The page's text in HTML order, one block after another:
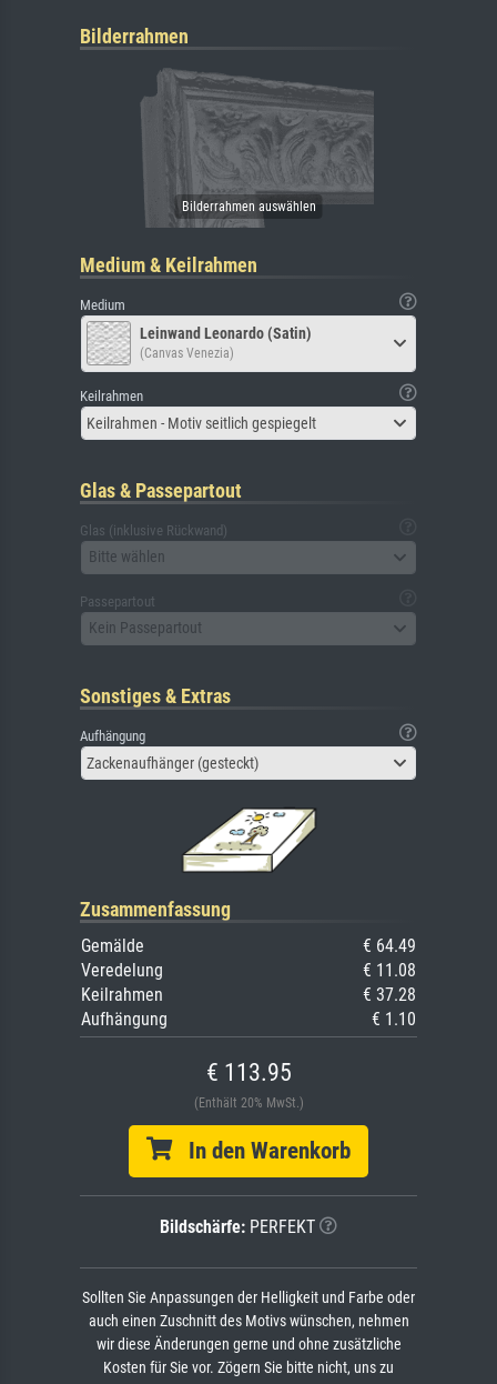
Bilderrahmen
Medium & Keilrahmen
Medium
Leinwand Leonardo (Satin)
(Canvas Venezia)
Keilrahmen
Keilrahmen - Motiv seitlich gespiegelt
Glas & Passepartout
Glas (inklusive Rückwand)
Bitte wählen
Passepartout
Kein Passepartout
Sonstiges & Extras
Aufhängung
Zackenaufhänger (gesteckt)
Zusammenfassung
Gemälde
€ 64.49
Veredelung
€ 11.08
Keilrahmen
€ 37.28
Aufhängung
€ 1.10
€ 113.95
(Enthält 20% MwSt.)
In den Warenkorb
Bildschärfe: PERFEKT
Sollten Sie Anpassungen der Helligkeit und Farbe oder
auch einen Zuschnitt des Motivs wünschen, nehmen
wir diese Änderungen gerne und ohne zusätzliche
Kosten für Sie vor. Zögern Sie bitte nicht, uns zu